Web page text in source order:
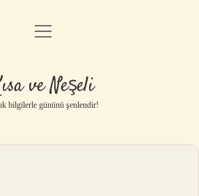
Anasayfa
Yasal Uyarı
menüyü
ve Neşeli
bilgilerle gününü şenlendir!